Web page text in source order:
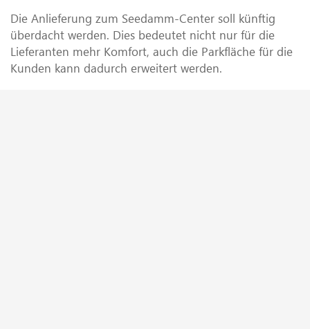
Die Anlieferung zum Seedamm-Center soll künftig
überdacht werden. Dies bedeutet nicht nur für die
Lieferanten mehr Komfort, auch die Parkfläche für die
Kunden kann dadurch erweitert werden.